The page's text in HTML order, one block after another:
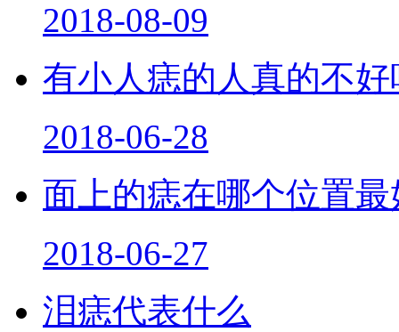
2018-08-09
有小人痣的人真的不好
2018-06-28
面上的痣在哪个位置最
2018-06-27
泪痣代表什么